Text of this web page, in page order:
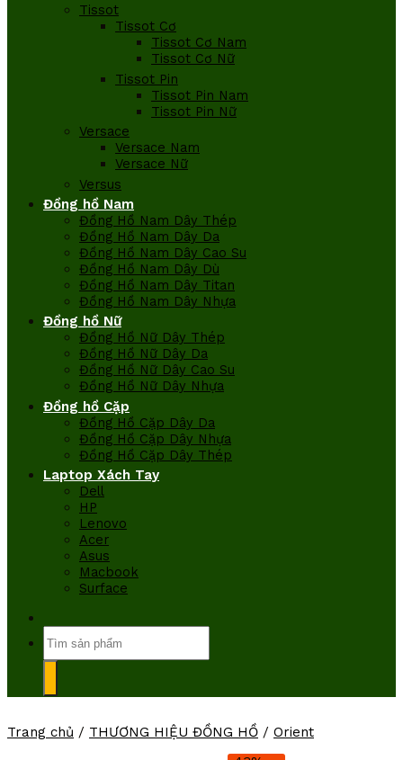
Tissot
Tissot Cơ
Tissot Cơ Nam
Tissot Cơ Nữ
Tissot Pin
Tissot Pin Nam
Tissot Pin Nữ
Versace
Versace Nam
Versace Nữ
Versus
Đồng hồ Nam
Đồng Hồ Nam Dây Thép
Đồng Hồ Nam Dây Da
Đồng Hồ Nam Dây Cao Su
Đồng Hồ Nam Dây Dù
Đồng Hồ Nam Dây Titan
Đồng Hồ Nam Dây Nhựa
Đồng hồ Nữ
Đồng Hồ Nữ Dây Thép
Đồng Hồ Nữ Dây Da
Đồng Hồ Nữ Dây Cao Su
Đồng Hồ Nữ Dây Nhựa
Đồng hồ Cặp
Đồng Hồ Cặp Dây Da
Đồng Hồ Cặp Dây Nhựa
Đồng Hồ Cặp Dây Thép
Laptop Xách Tay
Dell
HP
Lenovo
Acer
Asus
Macbook
Surface
kiếm:
Trang chủ / THƯƠNG HIỆU ĐỒNG HỒ / Orient